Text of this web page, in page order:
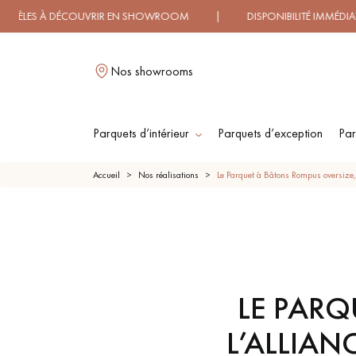
SHOWROOM | DISPONIBILITÉ IMMÉDIATE |
Nos showrooms
Parquets d’intérieur Parquets d’exception
LES
PARQUET EN BOIS
Accueil Nos réalisations Le Parquet à Bâtons Rompus
LE